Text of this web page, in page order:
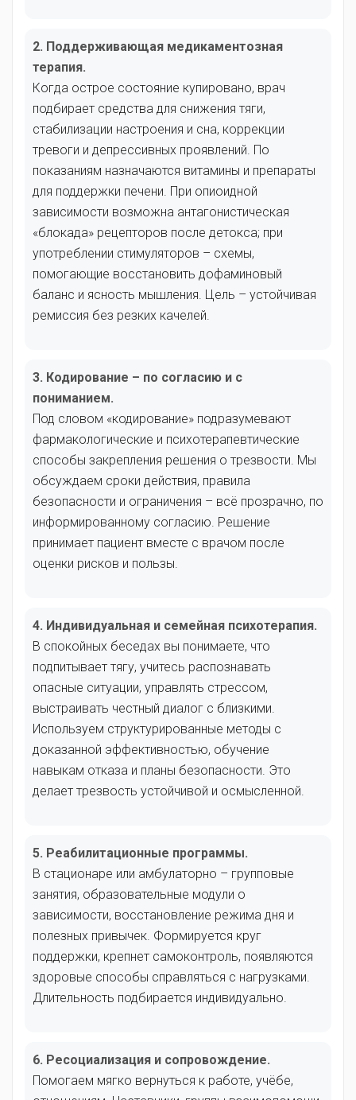
2. Поддерживающая медикаментозная
терапия.
Когда острое состояние купировано, врач
подбирает средства для снижения тяги,
стабилизации настроения и сна, коррекции
тревоги и депрессивных проявлений. По
показаниям назначаются витамины и препараты
для поддержки печени. При опиоидной
зависимости возможна антагонистическая
«блокада» рецепторов после детокса; при
употреблении стимуляторов – схемы,
помогающие восстановить дофаминовый
баланс и ясность мышления. Цель – устойчивая
ремиссия без резких качелей.
3. Кодирование – по согласию и с
пониманием.
Под словом «кодирование» подразумевают
фармакологические и психотерапевтические
способы закрепления решения о трезвости. Мы
обсуждаем сроки действия, правила
безопасности и ограничения – всё прозрачно, по
информированному согласию. Решение
принимает пациент вместе с врачом после
оценки рисков и пользы.
4. Индивидуальная и семейная психотерапия.
В спокойных беседах вы понимаете, что
подпитывает тягу, учитесь распознавать
опасные ситуации, управлять стрессом,
выстраивать честный диалог с близкими.
Используем структурированные методы с
доказанной эффективностью, обучение
навыкам отказа и планы безопасности. Это
делает трезвость устойчивой и осмысленной.
5. Реабилитационные программы.
В стационаре или амбулаторно – групповые
занятия, образовательные модули о
зависимости, восстановление режима дня и
полезных привычек. Формируется круг
поддержки, крепнет самоконтроль, появляются
здоровые способы справляться с нагрузками.
Длительность подбирается индивидуально.
6. Ресоциализация и сопровождение.
Помогаем мягко вернуться к работе, учёбе,